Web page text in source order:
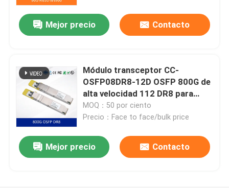
En casa.
Productos
Vídeos
Mejor precio Contacto
Módulo transceptor CC-
OSFP08DR8-12D OSFP 800G de
alta velocidad 112 DR8 para
centro de datos
MOQ：50 por ciento
Precio：Face to face/bulk price
Mejor precio Contacto
16107 Cable de conmutación de red Cable de apilamiento extremo 1.5M 1.0 Cuenta